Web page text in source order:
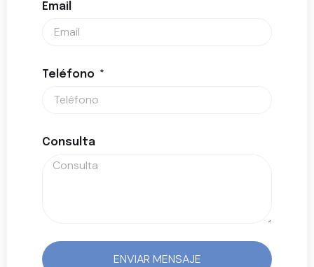
Email
Teléfono
Consulta
ENVIAR MENSAJE